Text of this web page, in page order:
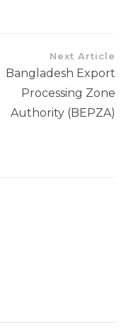
Next Article
Bangladesh Export
Processing Zone
Authority (BEPZA)